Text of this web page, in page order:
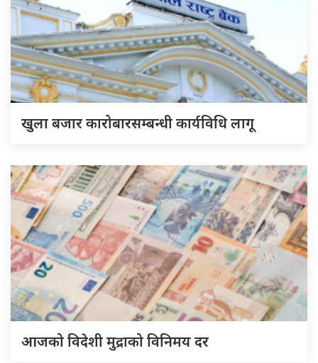
खुला बजार कारोबारसम्बन्धी कार्यविधि लागू
आजको विदेशी मुद्राको विनिमय दर